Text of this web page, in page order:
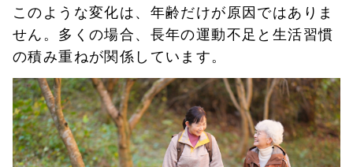
このような変化は、年齢だけが原因ではありま
せん。多くの場合、長年の運動不足と生活習慣
の積み重ねが関係しています。